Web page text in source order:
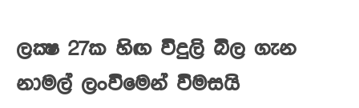
ලක්‍ෂ 27ක හිඟ විදුලි බිල ගැන
නාමල් ලංවිමෙන් විමසයි